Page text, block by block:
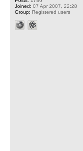
Joined: 07 Apr 2007, 22:28
Group: Registered users